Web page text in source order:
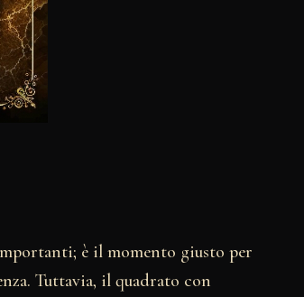
è il momento giusto per
Tuttavia, il quadrato con